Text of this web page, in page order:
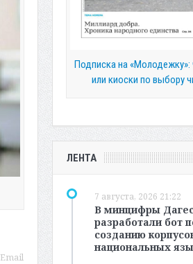
Email
Подписка на «Молодежку»:
или киоски по выбору
ЛЕНТА
7 августа, 2026 21:22
В минцифры
разработали бот
созданию
национальных